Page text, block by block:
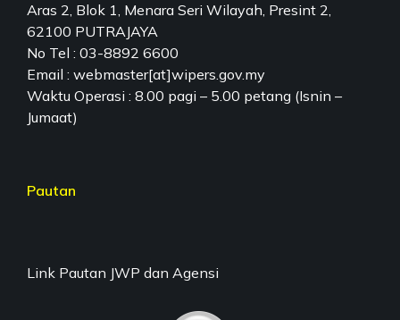
Aras 2, Blok 1, Menara Seri Wilayah, Presint 2,
62100 PUTRAJAYA
No Tel : 03-8892 6600
Email : webmaster[at]wipers.gov.my
Waktu Operasi : 8.00 pagi – 5.00 petang (Isnin –
Jumaat)
Pautan
Link Pautan JWP dan Agensi